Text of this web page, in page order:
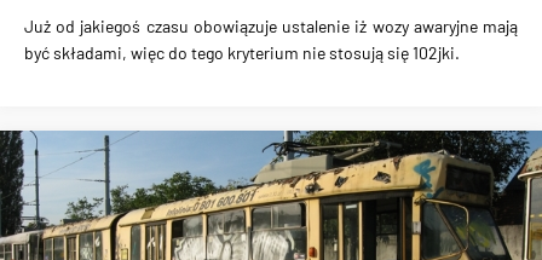
Już od jakiegoś czasu obowiązuje ustalenie iż wozy awaryjne mają
być składami, więc do tego kryterium nie stosują się 102jki.